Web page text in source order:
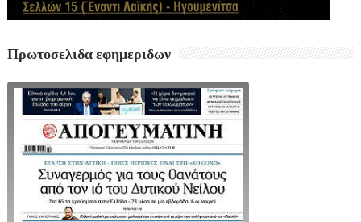
Πρωτοσελιδα εφημεριδων